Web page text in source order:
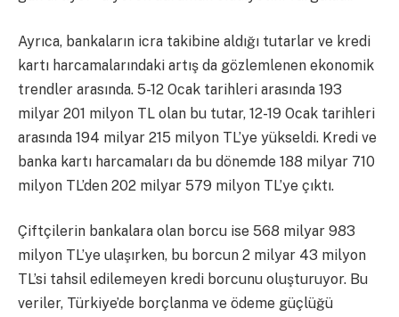
Ayrıca, bankaların icra takibine aldığı tutarlar ve kredi
kartı harcamalarındaki artış da gözlemlenen ekonomik
trendler arasında. 5-12 Ocak tarihleri arasında 193
milyar 201 milyon TL olan bu tutar, 12-19 Ocak tarihleri
arasında 194 milyar 215 milyon TL’ye yükseldi. Kredi ve
banka kartı harcamaları da bu dönemde 188 milyar 710
milyon TL’den 202 milyar 579 milyon TL’ye çıktı.
Çiftçilerin bankalara olan borcu ise 568 milyar 983
milyon TL’ye ulaşırken, bu borcun 2 milyar 43 milyon
TL’si tahsil edilemeyen kredi borcunu oluşturuyor. Bu
veriler, Türkiye’de borçlanma ve ödeme güçlüğü